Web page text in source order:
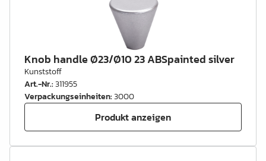
Knob handle Ø23/Ø10 23 ABSpainted silver
Kunststoff
Art.-Nr.:311955
Verpackungseinheiten:3000
Produkt anzeigen